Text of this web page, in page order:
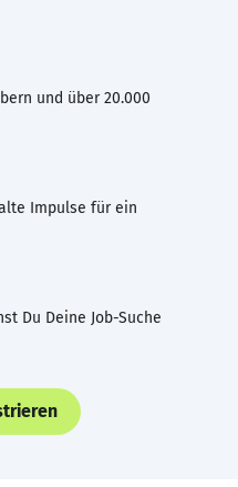
und über 20.000
Impulse für ein
Du Deine Job-Suche